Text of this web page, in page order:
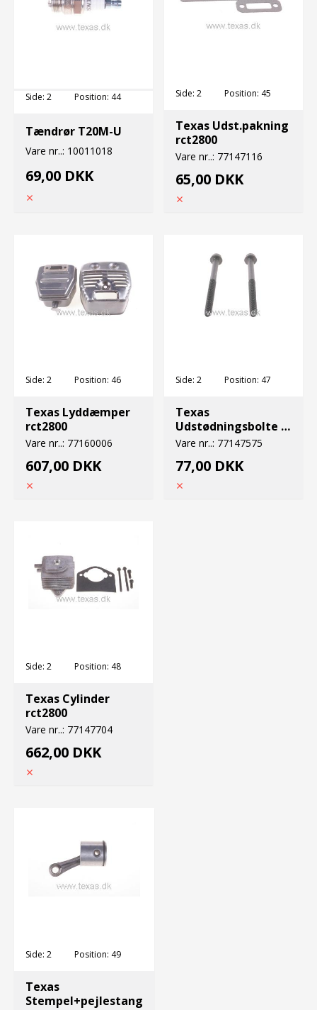
Side: 2 Position: 44
Tændrør T20M-U
Vare nr..: 10011018
69,00 DKK
Side: 2 Position: 45
Texas Udst.pakning
rct2800
Vare nr..: 77147116
65,00 DKK
Side: 2 Position: 46
Texas Lyddæmper
rct2800
Vare nr..: 77160006
607,00 DKK
Side: 2 Position: 47
Texas
Udstødningsbolte 2
stk
Vare nr..: 77147575
77,00 DKK
Side: 2 Position: 48
Texas Cylinder
rct2800
Vare nr..: 77147704
662,00 DKK
Side: 2 Position: 49
Texas
Stempel+pejlestang